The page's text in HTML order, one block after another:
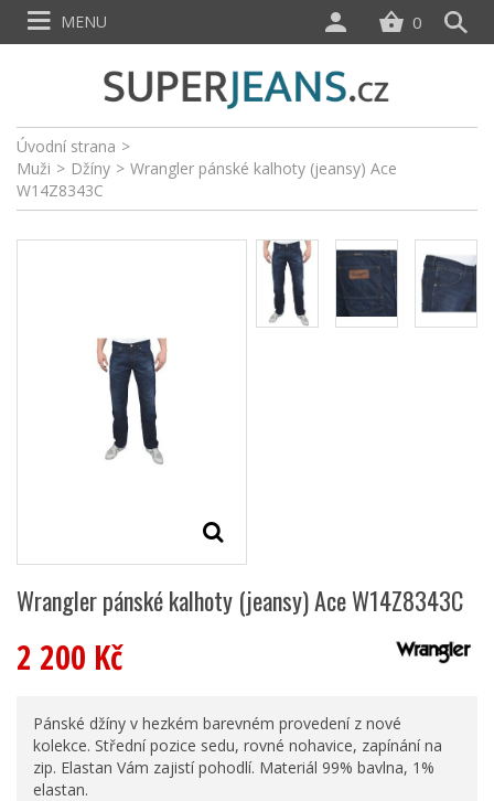
Úvodní strana >
Muži > Džíny > Wrangler pánské kalhoty (jeansy) Ace
W14Z8343C
Wrangler pánské kalhoty (jeansy) Ace W14Z8343C
2 200 Kč
Pánské džíny v hezkém barevném provedení z nové
kolekce. Střední pozice sedu, rovné nohavice, zapínání na
zip. Elastan Vám zajistí pohodlí. Materiál 99% bavlna, 1%
elastan.
0
MENU